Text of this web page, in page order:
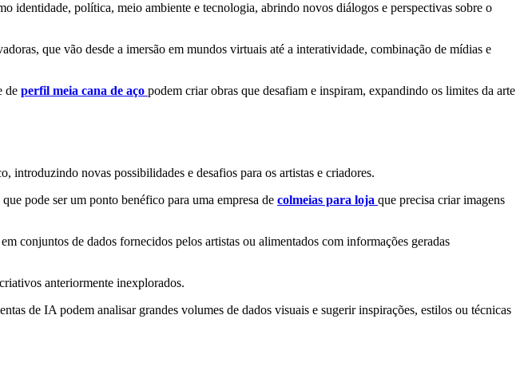
identidade, política, meio ambiente e tecnologia, abrindo novos diálogos e perspectivas sobre o
que vão desde a imersão em mundos virtuais até a interatividade, combinação de mídias e
de perfil meia cana de aço podem criar obras que desafiam e inspiram, expandindo os limites da arte
novas possibilidades e desafios para os artistas e criadores.
pode ser um ponto benéfico para uma empresa de colmeias para loja que precisa criar imagens
conjuntos de dados fornecidos pelos artistas ou alimentados com informações geradas
anteriormente inexplorados.
de IA podem analisar grandes volumes de dados visuais e sugerir inspirações, estilos ou técnicas